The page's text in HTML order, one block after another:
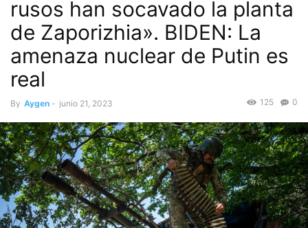
rusos han socavado la planta
de Zaporizhia». BIDEN: La
amenaza nuclear de Putin es
real
By Aygen - junio 21, 2023 0
125